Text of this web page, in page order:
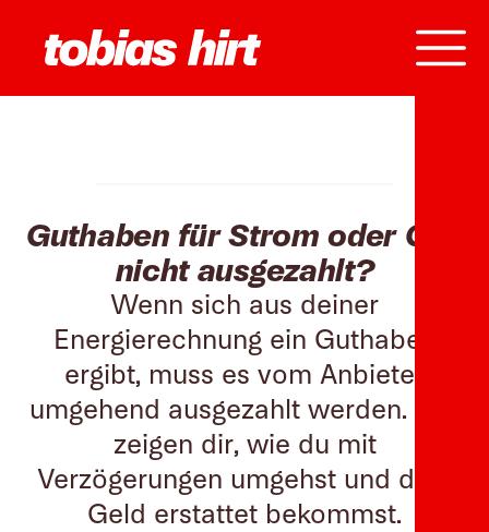
Guthaben für Strom oder Gas
nicht ausgezahlt?
Wenn sich aus deiner
Energierechnung ein Guthaben
ergibt, muss es vom Anbieter
umgehend ausgezahlt werden. Wir
zeigen dir, wie du mit
Verzögerungen umgehst und dein
Geld erstattet bekommst.